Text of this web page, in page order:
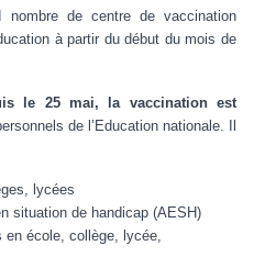
nombre de centre de vaccination
à partir du début du mois de
le 25 mai, la vaccination est
de l’Education nationale. Il
lycées
situation de handicap (AESH)
école, collège, lycée,